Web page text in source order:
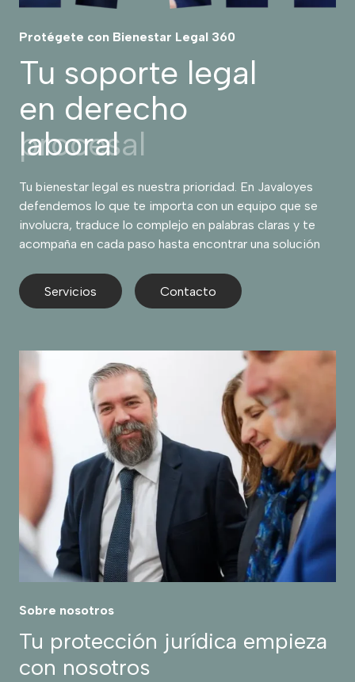
Protégete con Bienestar Legal 360
Tu soporte legal
en derecho
laboral
Tu bienestar legal es nuestra prioridad. En Javaloyes
defendemos lo que te importa con un equipo que se
involucra, traduce lo complejo en palabras claras y te
acompaña en cada paso hasta encontrar una solución
Servicios Contacto
Sobre nosotros
Tu protección jurídica empieza
con nosotros